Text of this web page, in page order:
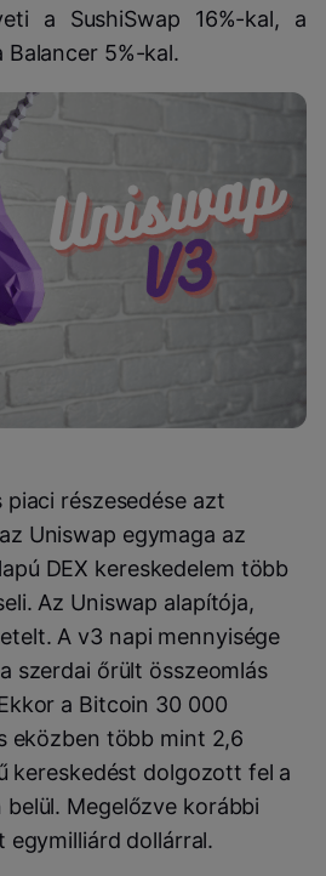
a SushiSwap 16%-kal, a
Balancer 5%-kal.
részesedése azt
Uniswap egymaga az
DEX kereskedelem több
Az Uniswap alapítója,
A v3 napi mennyisége
szerdai őrült összeomlás
a Bitcoin 30 000
eközben több mint 2,6
kereskedést dolgozott fel a
Megelőzve korábbi
dollárral.